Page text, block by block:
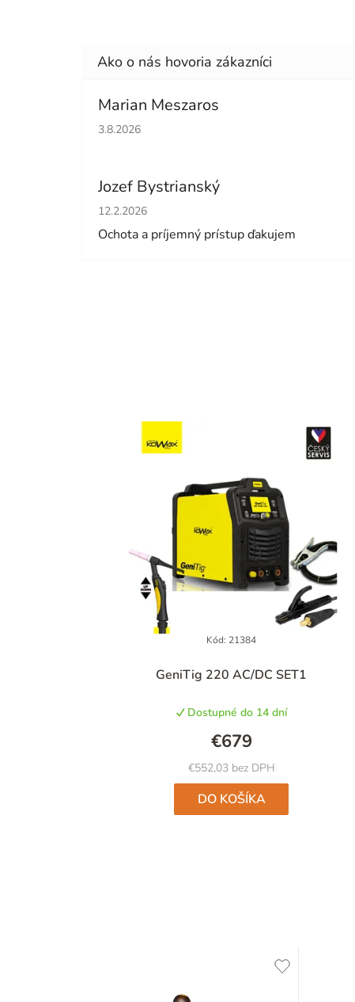
Marian Meszaros
Hodnotenie obchodu je 5 z 5 hviezdičiek.
3.8.2026
Jozef Bystrianský
Hodnotenie obchodu je 5 z 5 hviezdičiek.
12.2.2026
Ochota a príjemný prístup ďakujem
GeniTig 220 AC/DC SET1
Dostupné do 14 dní
€552,03 bez DPH
€679
DO KOŠÍKA
Kód: 21384